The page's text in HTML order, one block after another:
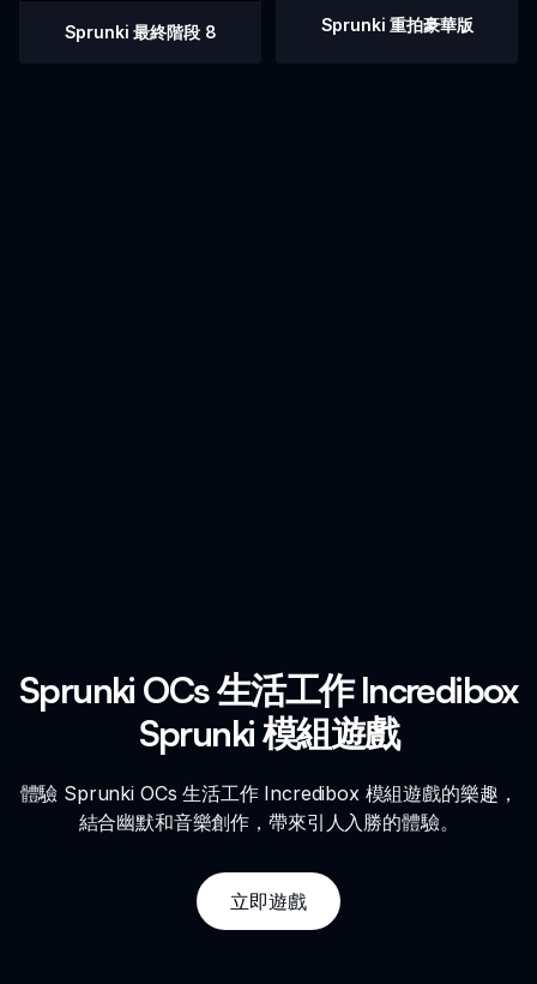
Sprunki 最終階段 8 Sprunki 重拍豪華版
Sprunki OCs 生活工作 Incredibox
Sprunki 模組遊戲
體驗 Sprunki OCs 生活工作 Incredibox 模組遊戲的樂趣，
結合幽默和音樂創作，帶來引人入勝的體驗。
立即遊戲